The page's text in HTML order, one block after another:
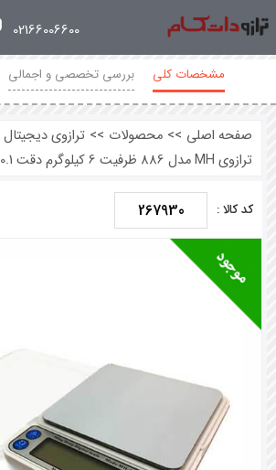
02166006600
مشخصات کلی بررسی تخصصی و اجمالی
صفحه اصلی >> محصولات >> ترازوی دیجیتال
ترازوی MH مدل 886 ظرفیت 6 کیلوگرم دقت 0.1 گرم
کد کالا : 267930